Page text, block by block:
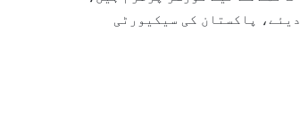
پاکستان کی سیکیورٹی